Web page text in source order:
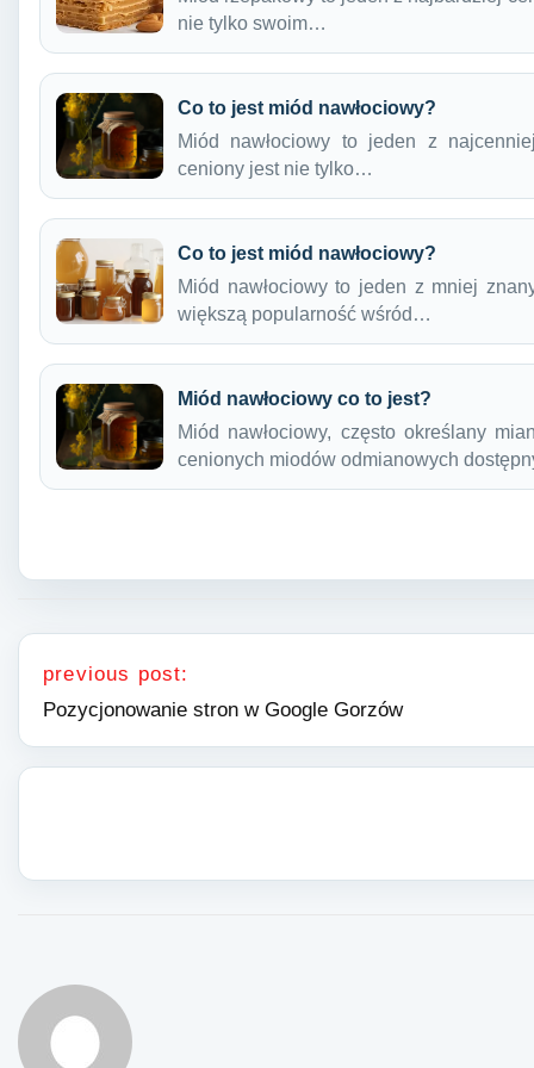
nie tylko swoim…
Co to jest miód nawłociowy?
Miód nawłociowy to jeden z
ceniony jest nie tylko…
Co to jest miód nawłociowy?
Miód nawłociowy to jeden z mniej
większą popularność wśród…
Miód nawłociowy co to jest?
Miód nawłociowy, często określany
cenionych miodów odmianowych
Nawigacja wpisu
previous post:
Pozycjonowanie stron w Google Gorzów